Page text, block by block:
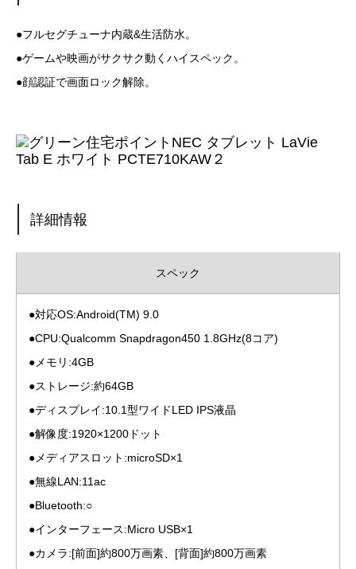
●フルセグチューナ内蔵&生活防水。
●ゲームや映画がサクサク動くハイスペック。
●顔認証で画面ロック解除。
詳細情報
スペック
●対応OS:Android(TM) 9.0
●CPU:Qualcomm Snapdragon450 1.8GHz(8コア)
●メモリ:4GB
●ストレージ:約64GB
●ディスプレイ:10.1型ワイドLED IPS液晶
●解像度:1920×1200ドット
●メディアスロット:microSD×1
●無線LAN:11ac
●Bluetooth:○
●インターフェース:Micro USB×1
●カメラ:[前面]約800万画素、[背面]約800万画素